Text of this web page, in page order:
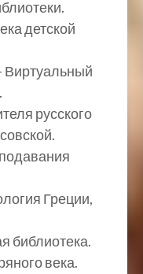
детской
Виртуальный
русского
Греции,
библиотека.
века.